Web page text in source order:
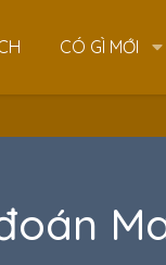
CÓ GÌ MỚI